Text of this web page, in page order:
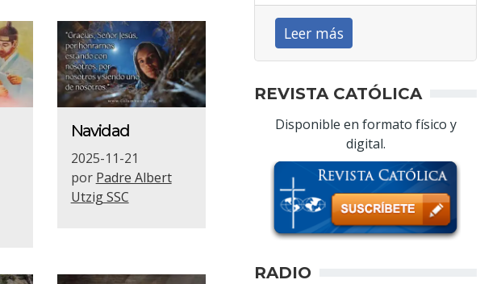
Navidad
2025-11-21
por Padre Albert
Utzig SSC
Leer más
REVISTA CATÓLICA
Disponible en formato físico y
digital.
RADIO